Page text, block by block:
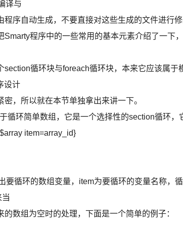
译与
程序自动生成，不要直接对这些生成的文件进行修
Smarty程序中的一些常用的基本元素介绍了一下
section循环块与foreach循环块，本来它应该属
设计
密，所以就在本节单独拿出来讲一下。
循环简单数组，它是一个选择性的section循环，
item=array_id}
要循环的数组变量，item为要循环的变量名称，
的数组为空时的处理，下面是一个简单的例子：